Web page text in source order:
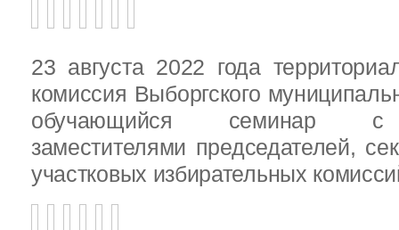
23 августа 2022 года
комиссия Выборгского
обучающийся семинар с
заместителями председателей,
участковых избирательных